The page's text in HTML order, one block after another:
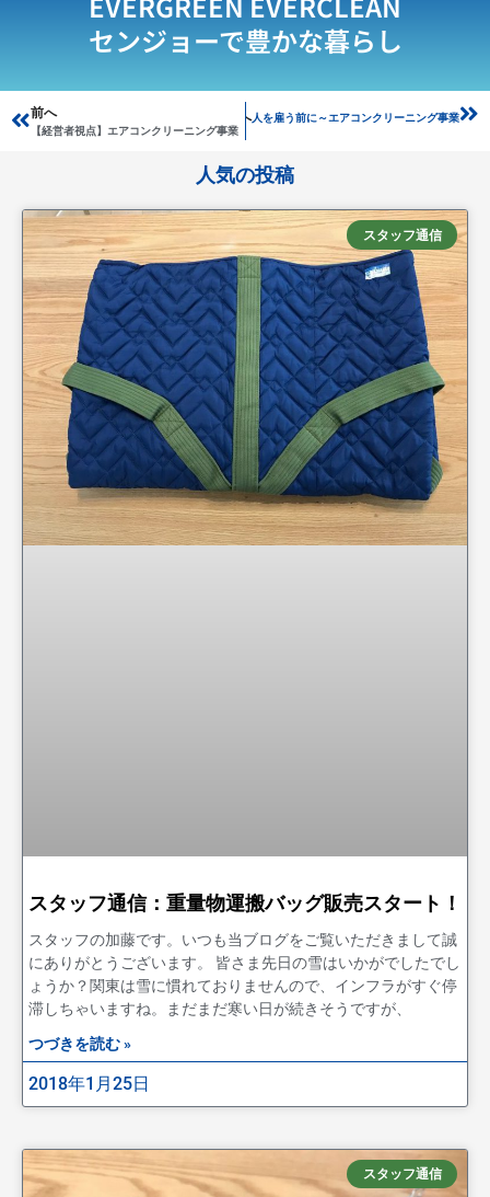
センジョーで豊かな暮らし
Prev
前へ
【経営者視点】エアコンクリーニング事業
次へ人を雇う前に～エアコンクリーニング事業
人気の投稿
スタッフ通信
スタッフ通信：重量物運搬バッグ販売スタート！
スタッフの加藤です。いつも当ブログをご覧いただきまして誠
にありがとうございます。 皆さま先日の雪はいかがでしたでし
ょうか？関東は雪に慣れておりませんので、インフラがすぐ停
滞しちゃいますね。まだまだ寒い日が続きそうですが、
つづきを読む »
2018年1月25日
スタッフ通信